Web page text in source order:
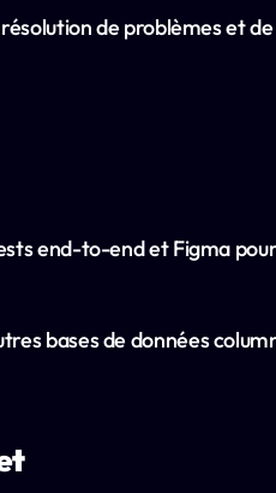
de problèmes et de
end-to-end et Figma
bases de données